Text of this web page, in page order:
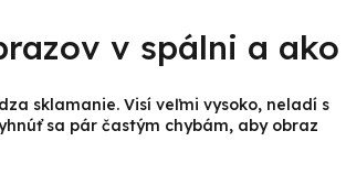
v spálni a
sklamanie. Visí veľmi vysoko, neladí s
sa pár častým chybám, aby obraz